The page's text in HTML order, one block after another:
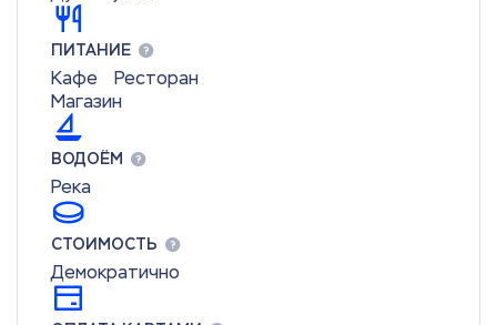
ПИТАНИЕ
Кафе
Ресторан
Магазин
ВОДОЁМ
Река
СТОИМОСТЬ
Демократично